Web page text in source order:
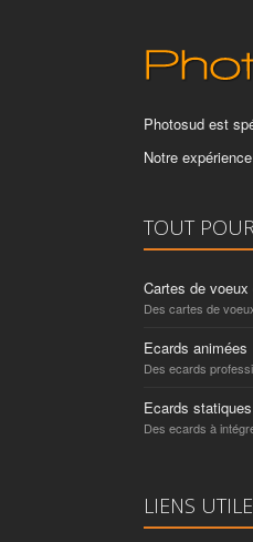
Photosud est
Notre
TOUT
Cartes de voeux
Des cartes de
Ecards animées
Des ecards
Ecards statiques
Des ecards à
LIENS